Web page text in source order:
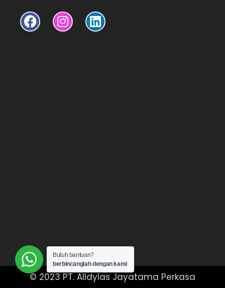
© 2023 PT. Alldylas Jayatama Perkasa
Butuh bantuan?
berbincanglah dengan kami